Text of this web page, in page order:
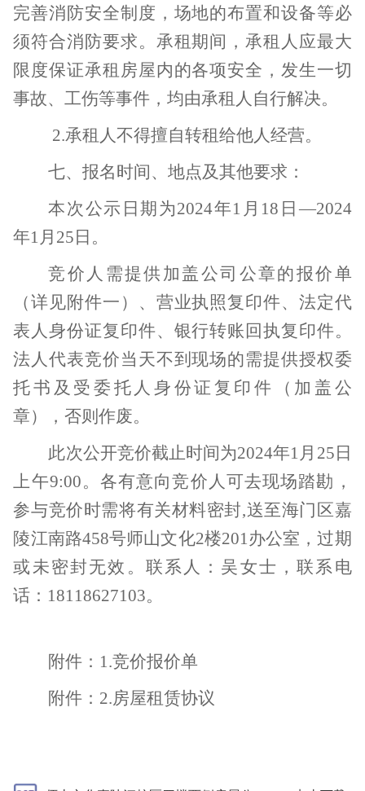
完善消防安全制度，场地的布置和设备等必
须符合消防要求。承租期间，承租人应最大
限度保证承租房屋内的各项安全，发生一切
事故、工伤等事件，均由承租人自行解决。
2.承租人不得擅自转租给他人经营。
七、报名时间、地点及其他要求：
本次公示日期为2024年1 月 18 日—2024
年1 月 25 日。
竞价人需提供加盖公司公章的报价单
（详见附件一）、营业执照复印件、法定代
表人身份证复印件、银行转账回执复印件。
法人代表竞价当天不到现场的需提供授权委
托书及受委托人身份证复印件（加盖公
章），否则作废。
此次公开竞价截止时间为2024年1 月 25 日
上午9:00。各有意向竞价人可去现场踏勘，
参与竞价时需将有关材料密封,送至海门区嘉
陵江南路458号师山文化2楼201办公室，过期
或未密封无效。联系人：吴女士，联系电
话： 18118627103。
附件： 1.竞价报价单
附件： 2.房屋租赁协议